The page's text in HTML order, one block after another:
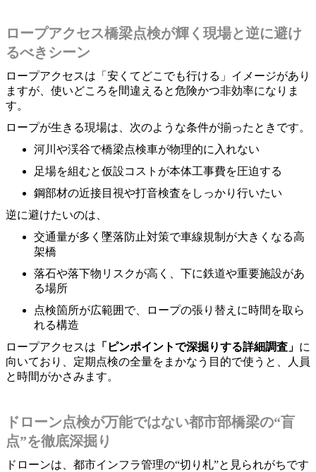
ロープアクセス橋梁点検が輝く現場と逆に避け
るべきシーン
ロープアクセスは「安くてどこでも行ける」イメージがあり
ますが、使いどころを間違えると危険かつ非効率になりま
す。
ロープが生きる現場は、次のような条件が揃ったときです。
河川や渓谷で橋梁点検車が物理的に入れない
足場を組むと仮設コストが本体工事費を圧迫する
鋼部材の近接目視や打音検査をしっかり行いたい
逆に避けたいのは、
交通量が多く墜落防止対策で車線規制が大きくなる高
架橋
落石や落下物リスクが高く、下に鉄道や重要施設があ
る場所
点検箇所が広範囲で、ロープの張り替えに時間を取ら
れる構造
ロープアクセスは 「ピンポイントで深掘りする詳細調査」 に
向いており、定期点検の全量をまかなう目的で使うと、人員
と時間がかさみます。
ドローン点検が万能ではない都市部橋梁の“盲
点”を徹底深掘り
ドローンは、都市インフラ管理の“切り札”と見られがちです